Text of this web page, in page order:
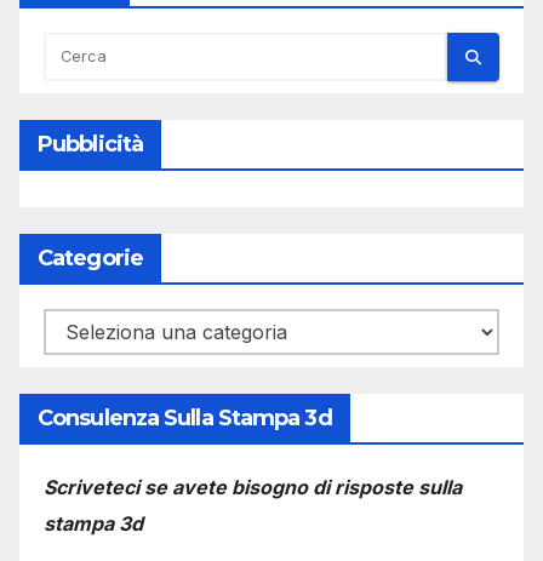
Pubblicità
Categorie
Categorie
Consulenza Sulla Stampa 3d
Scriveteci se avete bisogno di risposte sulla
stampa 3d